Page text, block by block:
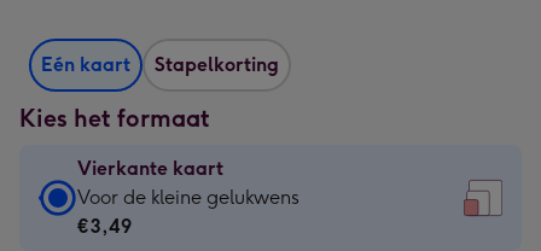
Eén kaart Stapelkorting
Kies het formaat
Vierkante kaart
Vierkante
kaart
Voor de kleine gelukwens
€3,49